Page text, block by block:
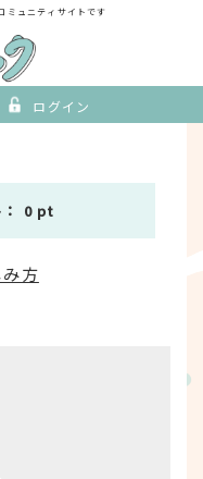
ミュニティサイトです
ログイン
： 0 pt
方